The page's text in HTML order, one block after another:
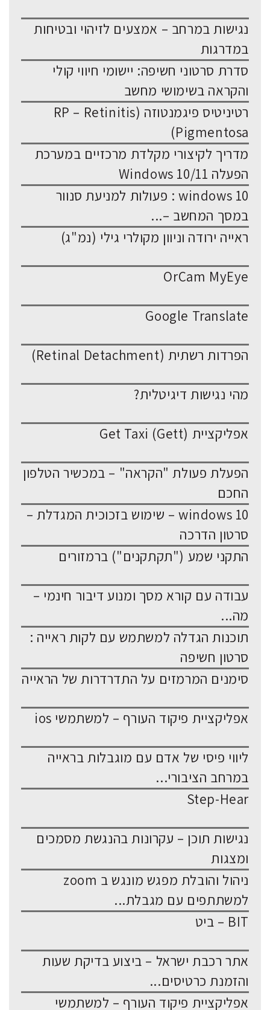
נגישות במרחב – אמצעים לזיהוי ובטיחות
במדרגות
סדרת סרטוני חשיפה: יישומי חיווי קולי
והקראה בשימושי מחשב
רטיניטיס פיגמנטוזה (RP – Retinitis
Pigmentosa)
מדריך לקיצורי מקלדת מרכזיים במערכת
הפעלה Windows 10/11
windows 10 : פעולות למניעת סנוור
במסך המחשב –...
ראייה ירודה וניוון מקולרי גילי (נמ"ג)
OrCam MyEye
Google Translate
הפרדות רשתית (Retinal Detachment)
מהי נגישות דיגיטלית?
אפליקציית Get Taxi (Gett)
הפעלת פעולת "הקראה" – במכשיר הטלפון
החכם
windows 10 – שימוש בזכוכית המגדלת –
סרטון הדרכה
התקני שמע ("תקתקנים") ברמזורים
עבודה עם קורא מסך ומנוע דיבור חינמי –
מה...
תוכנות הגדלה למשתמש עם לקות ראייה :
סרטון חשיפה
סימנים המרמזים על התדרדרות של הראייה
אפליקציית פיקוד העורף – למשתמשי ios
ליווי פיסי של אדם עם מוגבלות בראייה
במרחב הציבורי...
Step-Hear
נגישות תוכן – עקרונות בהנגשת מסמכים
ומצגות
ניהול והובלת מפגש מונגש ב zoom
למשתתפים עם מגבלת...
BIT – ביט
אתר רכבת ישראל – ביצוע בדיקת שעות
והזמנת כרטיסים...
אפליקציית פיקוד העורף – למשתמשי